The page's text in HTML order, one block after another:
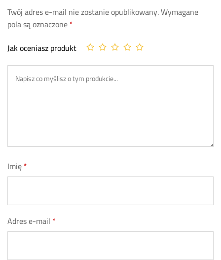
Twój adres e-mail nie zostanie opublikowany.Wymagane
pola są oznaczone*
Jak oceniasz produkt
Imię*
Adres e-mail *